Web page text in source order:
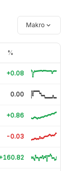
Makro
%
+0.08
0.00
+0.86
-0.03